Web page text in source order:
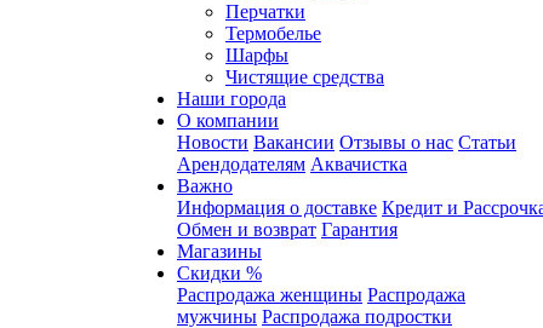
Перчатки
Термобелье
Шарфы
Чистящие средства
Наши города
О компании
Новости Вакансии Отзывы о нас Статьи
Арендодателям Аквачистка
Важно
Информация о доставке Кредит и
Обмен и возврат Гарантия
Магазины
Скидки %
Распродажа женщины Распродажа
мужчины Распродажа подростки